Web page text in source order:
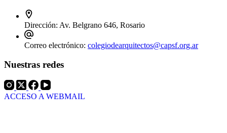
Dirección: Av. Belgrano 646, Rosario
Correo electrónico: colegiodearquitectos@capsf.org.ar
Nuestras redes
ACCESO A WEBMAIL